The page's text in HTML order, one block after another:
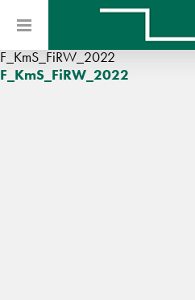
F_KmS_FiRW_2022
F_KmS_FiRW_2022